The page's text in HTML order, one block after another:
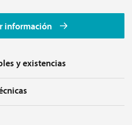
información
y existencias